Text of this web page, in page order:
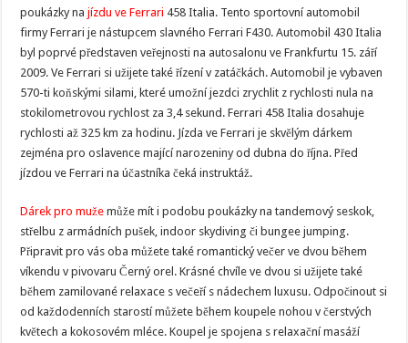
poukázky najízdu ve Ferrari 458 Italia. Tento sportovní automobil
firmy Ferrari je nástupcem slavného Ferrari F430. Automobil 430 Italia
byl poprvé představen veřejnosti na autosalonu ve Frankfurtu 15. září
2009. Ve Ferrari si užijete také řízení v zatáčkách. Automobil je vybaven
570-ti koňskými silami, které umožní jezdci zrychlit z rychlosti nula na
stokilometrovou rychlost za 3,4 sekund. Ferrari 458 Italia dosahuje
rychlosti až 325 km za hodinu. Jízda ve Ferrari je skvělým dárkem
zejména pro oslavence mající narozeniny od dubna do října. Před
jízdou ve Ferrari na účastníka čeká instruktáž.
Dárek pro muže může mít i podobu poukázky na tandemový seskok,
střelbu z armádních pušek, indoor skydiving či bungee jumping.
Připravit pro vás oba můžete také romantický večer ve dvou během
víkendu v pivovaru Černý orel. Krásné chvíle ve dvou si užijete také
během zamilované relaxace s večeří s nádechem luxusu. Odpočinout si
od každodenních starostí můžete během koupele nohou v čerstvých
květech a kokosovém mléce. Koupel je spojena s relaxační masáží